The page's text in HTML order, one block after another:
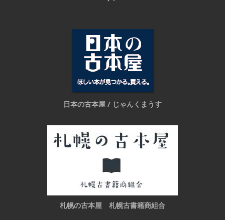
日本の古本屋 / じゃんくまうす
札幌の古本屋 札幌古書籍商組合